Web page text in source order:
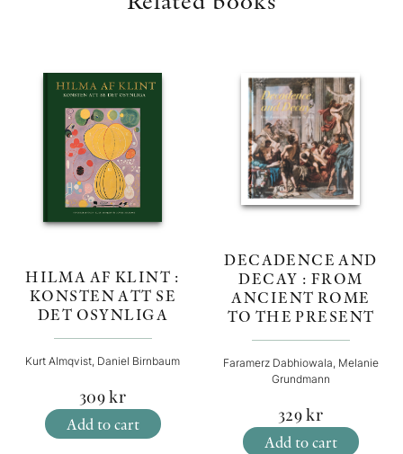
HILMA AF KLINT :
KONSTEN ATT SE
DET OSYNLIGA
Kurt Almqvist, Daniel Birnbaum
309kr
Add to cart
DECADENCE AND
DECAY : FROM
ANCIENT ROME
TO THE PRESENT
Faramerz Dabhiowala, Melanie
Grundmann
329kr
Add to cart